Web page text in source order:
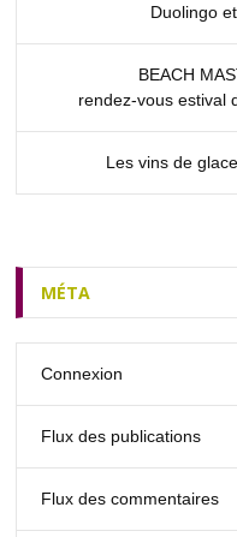
Duolingo
BEACH
rendez‑vous estival
Les vins de
MÉTA
Connexion
Flux des publications
Flux des commentaires